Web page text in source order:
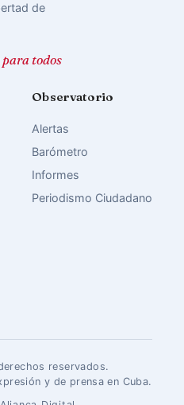
de
todos
Observatorio
Alertas
Barómetro
Informes
Periodismo Ciudadano
reservados.
y de prensa en Cuba.